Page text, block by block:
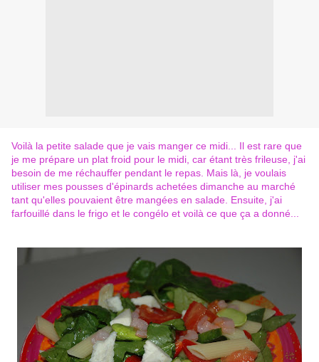
Voilà la petite salade que je vais manger ce midi... Il est rare que
je me prépare un plat froid pour le midi, car étant très frileuse, j'ai
besoin de me réchauffer pendant le repas. Mais là, je voulais
utiliser mes pousses d'épinards achetées dimanche au marché
tant qu'elles pouvaient être mangées en salade. Ensuite, j'ai
farfouillé dans le frigo et le congélo et voilà ce que ça a donné...